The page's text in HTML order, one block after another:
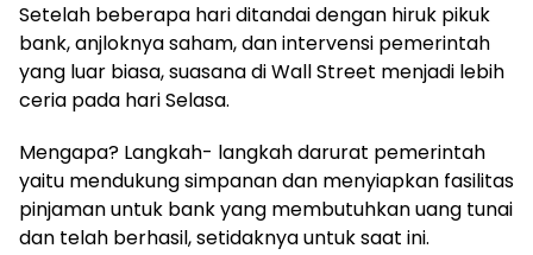
Setelah beberapa hari ditandai dengan hiruk pikuk
bank, anjloknya saham, dan intervensi pemerintah
yang luar biasa, suasana di Wall Street menjadi lebih
ceria pada hari Selasa.
Mengapa? Langkah- langkah darurat pemerintah
yaitu mendukung simpanan dan menyiapkan fasilitas
pinjaman untuk bank yang membutuhkan uang tunai
dan telah berhasil, setidaknya untuk saat ini.